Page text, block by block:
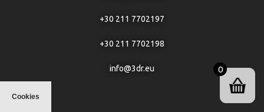
+30 211 7702197
+30 211 7702198
info@3dr.eu
Cookies
0